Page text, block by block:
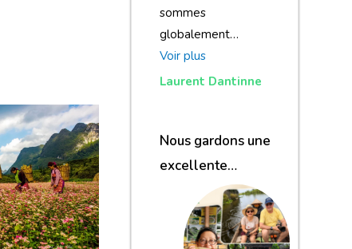
sommes
globalement…
Voir plus
Laurent Dantinne
Nous gardons une
excellente
impression de
notre voyage et de
votre agence